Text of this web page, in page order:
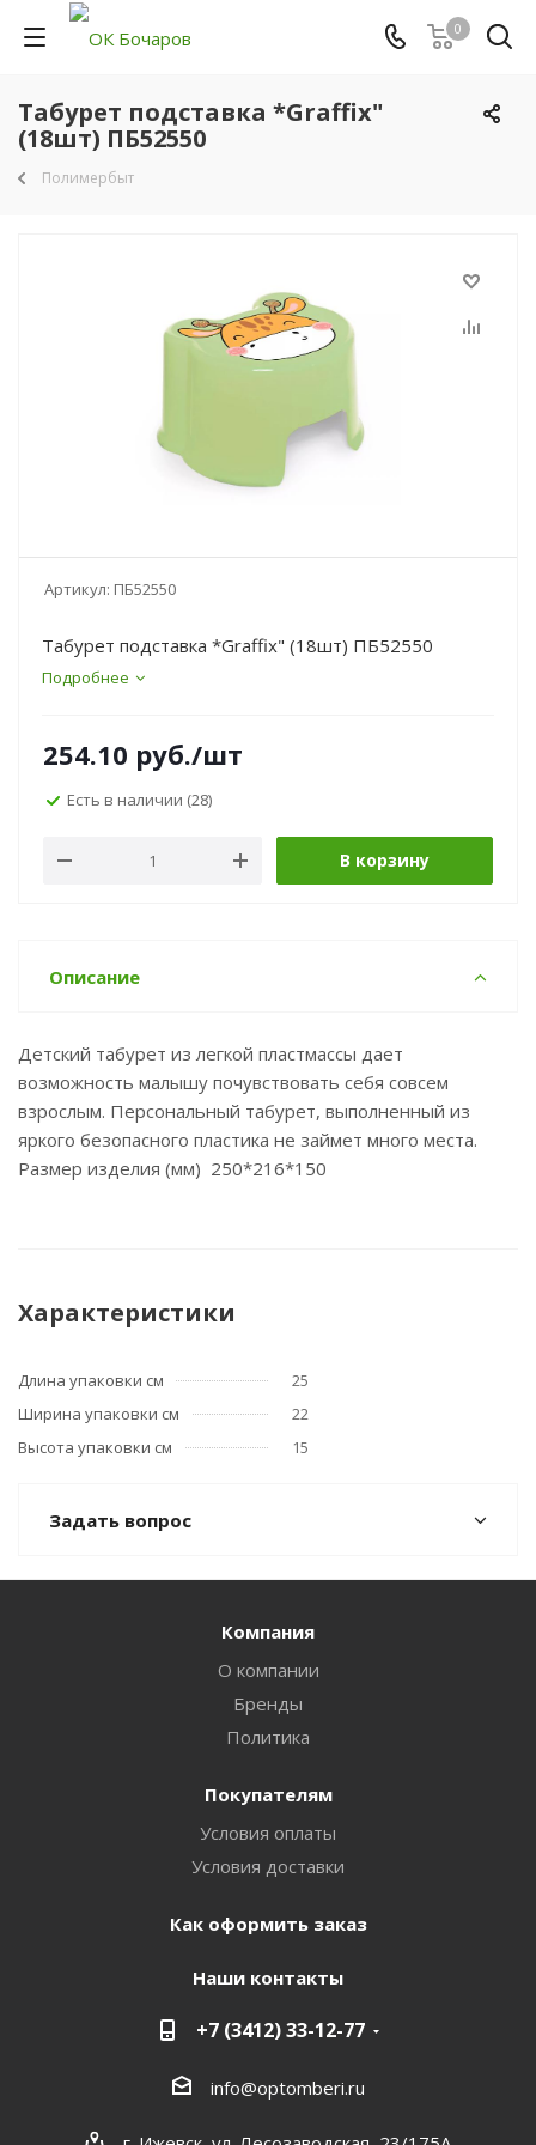
0
Табурет подставка *Graffix"
(18шт) ПБ52550
Полимербыт
Артикул: ПБ52550
Табурет подставка *Graffix" (18шт) ПБ52550
Подробнее
254.10 руб./шт
Есть в наличии (28)
В корзину
Описание
Детский табурет из легкой пластмассы дает
возможность малышу почувствовать себя совсем
взрослым. Персональный табурет, выполненный из
яркого безопасного пластика не займет много места.
Размер изделия (мм) 250*216*150
Характеристики
Длина упаковки см
25
Ширина упаковки см
22
Высота упаковки см
15
Задать вопрос
Компания
О компании
Бренды
Политика
Покупателям
Условия оплаты
Условия доставки
Как оформить заказ
Наши контакты
+7 (3412) 33-12-77
info@optomberi.ru